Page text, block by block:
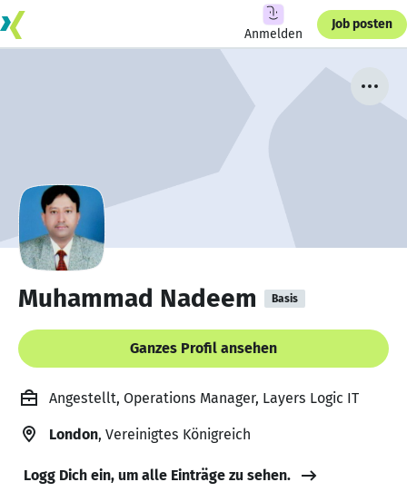
Anmelden
Job posten
Muhammad Nadeem Basis
Ganzes Profil ansehen
Angestellt, Operations Manager, Layers Logic IT
London, Vereinigtes Königreich
Logg Dich ein, um alle Einträge zu sehen.